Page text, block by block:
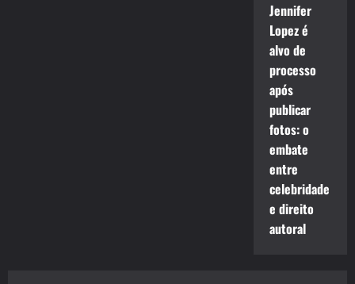
Jennifer
Lopez é
alvo de
processo
após
publicar
fotos: o
embate
entre
celebridade
e direito
autoral